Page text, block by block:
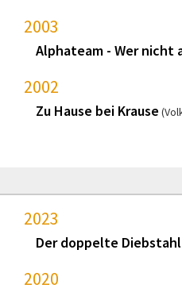
2003
Alphateam - Wer nicht
2002
Zu Hause bei Krause
2023
Der doppelte
2020